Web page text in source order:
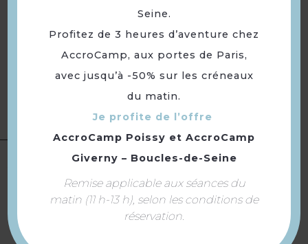
Télévision
Canapé convertible
Micro-ondes
Lit 90 cm
Lit 160 cm
Linge compris
Location de
Seine.
Profitez de 3 heures d’aventure chez
AccroCamp, aux portes de Paris,
avec jusqu’à -50% sur les créneaux
du matin.
Je profite de l’offre
AccroCamp Poissy et AccroCamp
Giverny – Boucles-de-Seine
Remise applicable aux séances du
matin (11 h-13 h), selon les conditions de
réservation.